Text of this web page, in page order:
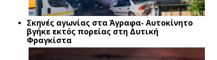
Σκηνές αγωνίας στα Άγραφα- Αυτοκίνητο
βγήκε εκτός πορείας στη Δυτική
Φραγκίστα